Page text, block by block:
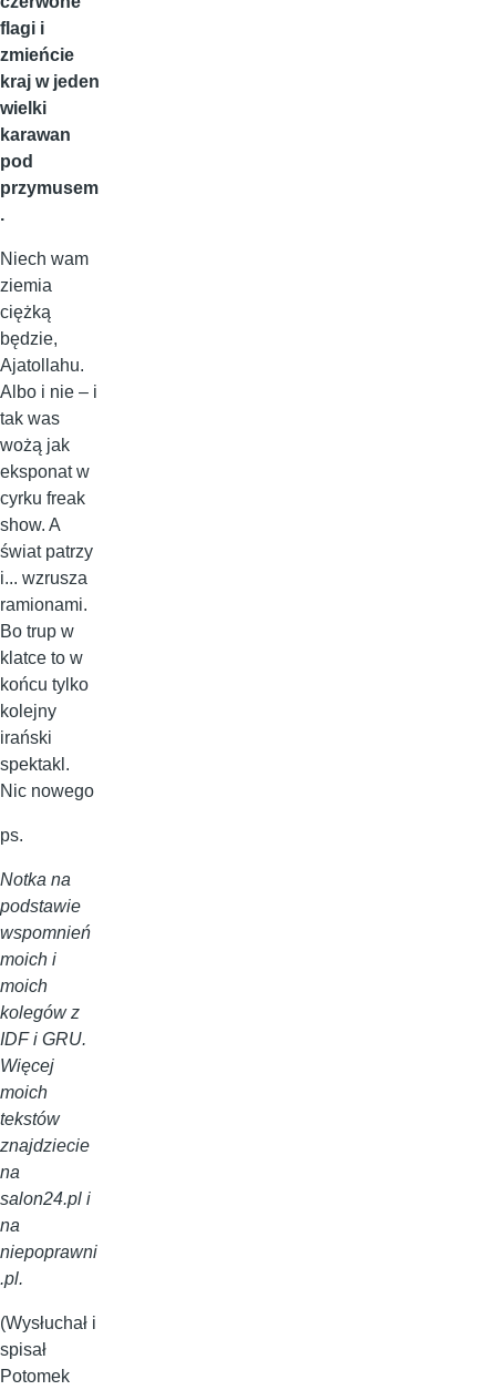
flagi i
zmieńcie
kraj w jeden
wielki
karawan
pod
przymusem
.
Niech wam
ziemia
ciężką
będzie,
Ajatollahu.
Albo i nie – i
tak was
wożą jak
eksponat w
cyrku freak
show. A
świat patrzy
i... wzrusza
ramionami.
Bo trup w
klatce to w
końcu tylko
kolejny
irański
spektakl.
Nic nowego
ps.
Notka na
podstawie
wspomnień
moich i
moich
kolegów z
IDF i GRU.
Więcej
moich
tekstów
znajdziecie
na
salon24.pl i
na
niepoprawni
.pl.
(Wysłuchał i
spisał
Potomek